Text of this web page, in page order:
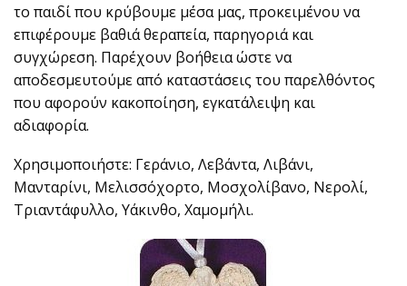
το παιδί που κρύβουμε μέσα μας, προκειμένου να
επιφέρουμε βαθιά θεραπεία, παρηγοριά και
συγχώρεση. Παρέχουν βοήθεια ώστε να
αποδεσμευτούμε από καταστάσεις του παρελθόντος
που αφορούν κακοποίηση, εγκατάλειψη και
αδιαφορία.
Χρησιμοποιήστε: Γεράνιο, Λεβάντα, Λιβάνι,
Μανταρίνι, Μελισσόχορτο, Μοσχολίβανο, Νερολί,
Τριαντάφυλλο, Υάκινθο, Χαμομήλι.